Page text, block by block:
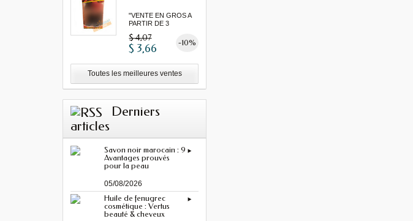
"VENTE EN GROS A
PARTIR DE 3
$ 4,07 -10%
$ 3,66
Toutes les meilleures ventes
Derniers
articles
Savon noir marocain : 9
Avantages prouvés
pour la peau
05/08/2026
Huile de fenugrec
cosmétique : Vertus
beauté & cheveux